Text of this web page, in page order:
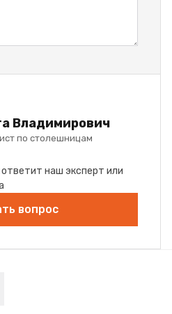
Владимирович
по столешницам
наш эксперт или
вопрос